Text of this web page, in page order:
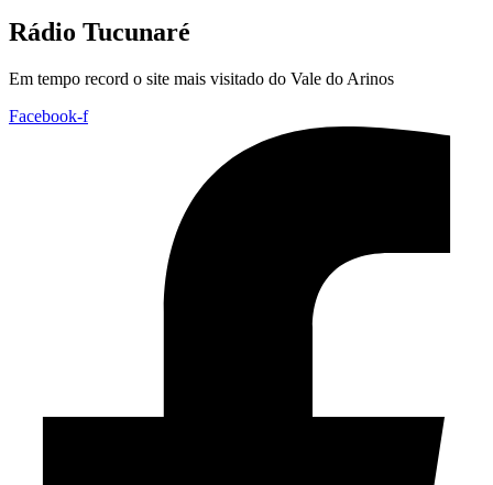
Rádio Tucunaré
Em tempo record o site mais visitado do Vale do Arinos
Facebook-f